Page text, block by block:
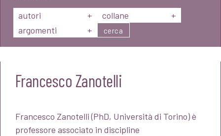
autori
+ collane
+
argomenti
+ cerca
Francesco Zanotelli
Francesco Zanotelli (PhD, Università di Torino) è
professore associato in discipline